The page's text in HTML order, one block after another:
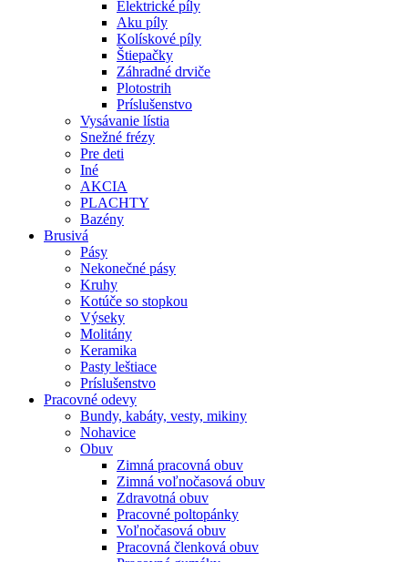
Elektrické píly
Aku píly
Kolískové píly
Štiepačky
Záhradné drviče
Plotostrih
Príslušenstvo
Vysávanie lístia
Snežné frézy
Pre deti
Iné
AKCIA
PLACHTY
Bazény
Brusivá
Pásy
Nekonečné pásy
Kruhy
Kotúče so stopkou
Výseky
Molitány
Keramika
Pasty leštiace
Príslušenstvo
Pracovné odevy
Bundy, kabáty, vesty, mikiny
Nohavice
Obuv
Zimná pracovná obuv
Zimná voľnočasová obuv
Zdravotná obuv
Pracovné poltopánky
Voľnočasová obuv
Pracovná členková obuv